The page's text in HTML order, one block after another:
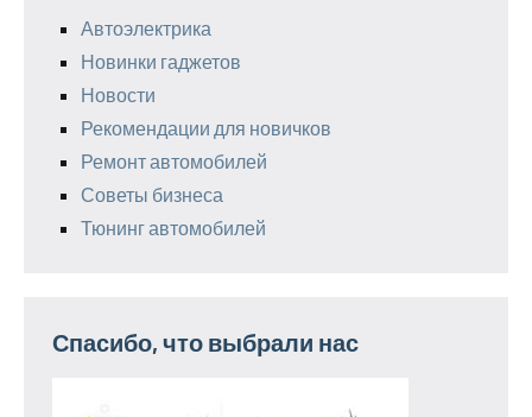
Автоэлектрика
Новинки гаджетов
Новости
Рекомендации для новичков
Ремонт автомобилей
Советы бизнеса
Тюнинг автомобилей
Спасибо, что выбрали нас